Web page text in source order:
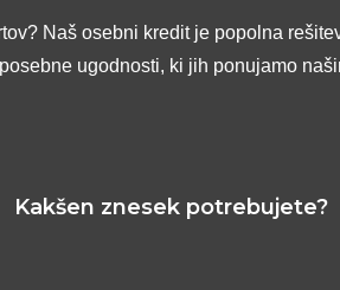
Naš osebni kredit je popolna
ugodnosti, ki jih ponujamo
Kakšen znesek potrebujete?